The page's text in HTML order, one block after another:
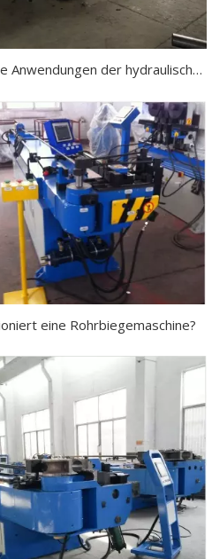
Was sind die Anwendungen der hydraulischen Rohrbiegemaschine?
eine Rohrbiegemaschine?